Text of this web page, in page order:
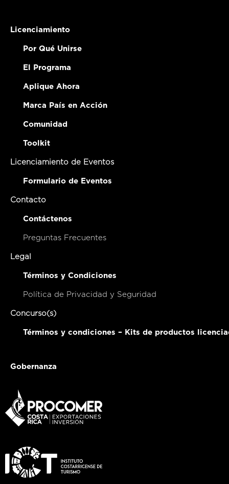
Licenciamiento
Por Qué Unirse
El Programa
Aplique Ahora
Marca País en Acción
Comunidad
Toolkit
Licenciamiento de Eventos
Formulario de Eventos
Contacto
Contáctenos
Preguntas Frecuentes
Legal
Términos y Condiciones
Política de Privacidad y Seguridad
Concurso(s)
Términos y condiciones – Kits de productos
Gobernanza